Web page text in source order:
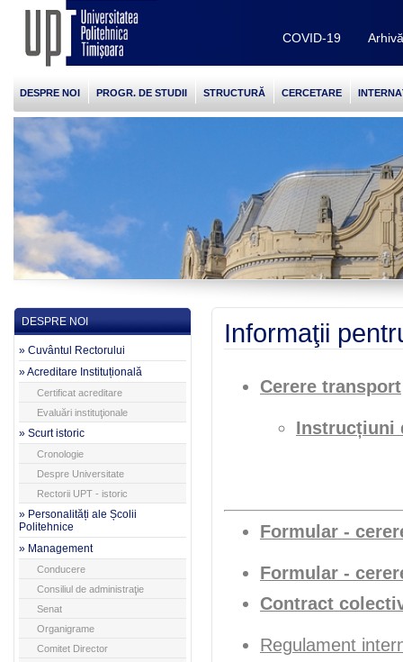
COVID-19
DESPRE NOI PROGR. DE STUDII STRUCTURĂ CERCETARE
DESPRE NOI
» Cuvântul Rectorului
» Acreditare Instituțională
Certificat acreditare
Evaluări instituţionale
» Scurt istoric
Cronologie
Despre Universitate
Rectorii UPT - istoric
» Personalități ale Școlii
Politehnice
» Management
Conducere
Consiliul de administraţie
Senat
Organigrame
Comitet Director
Informaţii
Cerere transport
Instrucțiuni
Formular -
Formular -
Contract
Regulament